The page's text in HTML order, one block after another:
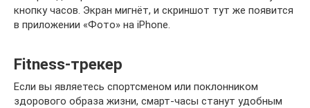
кнопку часов. Экран мигнёт, и скриншот тут же появится
в приложении «Фото» на iPhone.
Fitness-трекер
Если вы являетесь спортсменом или поклонником
здорового образа жизни, смарт-часы станут удобным